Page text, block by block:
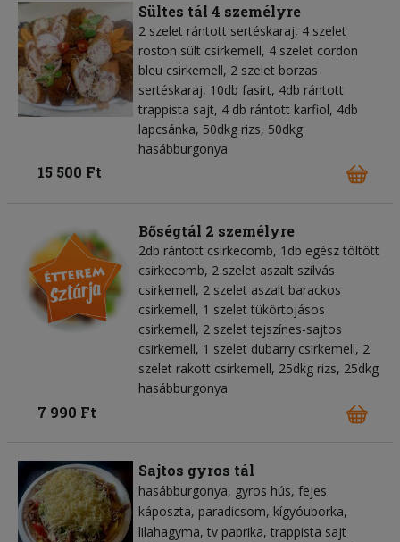
Sültes tál 4 személyre
2 szelet rántott sertéskaraj, 4 szelet
roston sült csirkemell, 4 szelet cordon
bleu csirkemell, 2 szelet borzas
sertéskaraj, 10db fasírt, 4db rántott
trappista sajt, 4 db rántott karfiol, 4db
lapcsánka, 50dkg rizs, 50dkg
hasábburgonya
15 500 Ft
Bőségtál 2 személyre
2db rántott csirkecomb, 1db egész töltött
csirkecomb, 2 szelet aszalt szilvás
csirkemell, 2 szelet aszalt barackos
csirkemell, 1 szelet tükörtojásos
csirkemell, 2 szelet tejszínes-sajtos
csirkemell, 1 szelet dubarry csirkemell, 2
szelet rakott csirkemell, 25dkg rizs, 25dkg
hasábburgonya
7 990 Ft
Sajtos gyros tál
hasábburgonya gyros hús fejes
káposzta paradicsom kígyóuborka
lilahagyma tv paprika trappista sajt